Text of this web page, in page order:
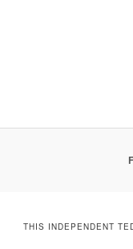
THIS INDEPENDENT